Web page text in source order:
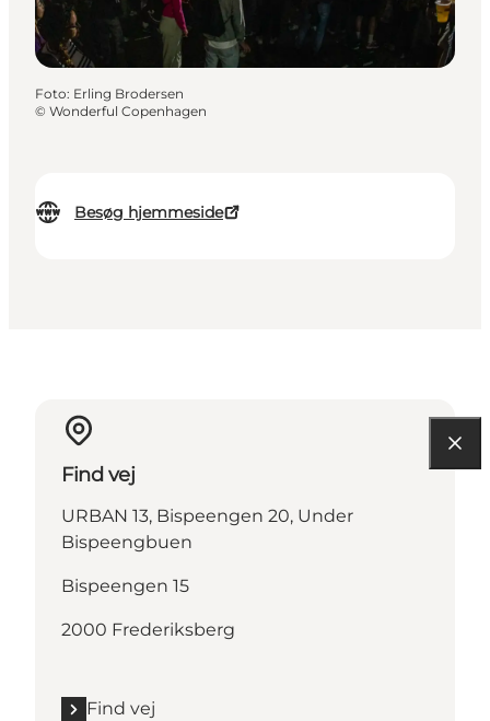
Besøg hjemmeside
Foto: Erling Brodersen
© Wonderful Copenhagen
Find vej
URBAN 13, Bispeengen 20, Under
Bispeengbuen
Bispeengen 15
2000 Frederiksberg
Find vej